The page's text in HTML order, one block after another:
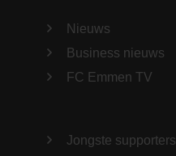
Nieuws
Business nieuws
FC Emmen TV
Jongste supporters